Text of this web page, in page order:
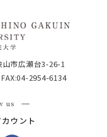
市広瀬台3-26-1
2954-6134
us
ウント